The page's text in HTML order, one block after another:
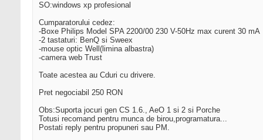
SO:windows xp profesional
Cumparatorului cedez:
-Boxe Philips Model SPA 2200/00 230 V-50Hz max curent 30 mA
-2 tastaturi: BenQ si Sweex
-mouse optic Well(limina albastra)
-camera web Trust
Toate acestea au Cduri cu drivere.
Pret negociabil 250 RON
Obs:Suporta jocuri gen CS 1.6., AeO 1 si 2 si Porche
Totusi recomand pentru munca de birou,programatura...
Postati reply pentru propuneri sau PM.